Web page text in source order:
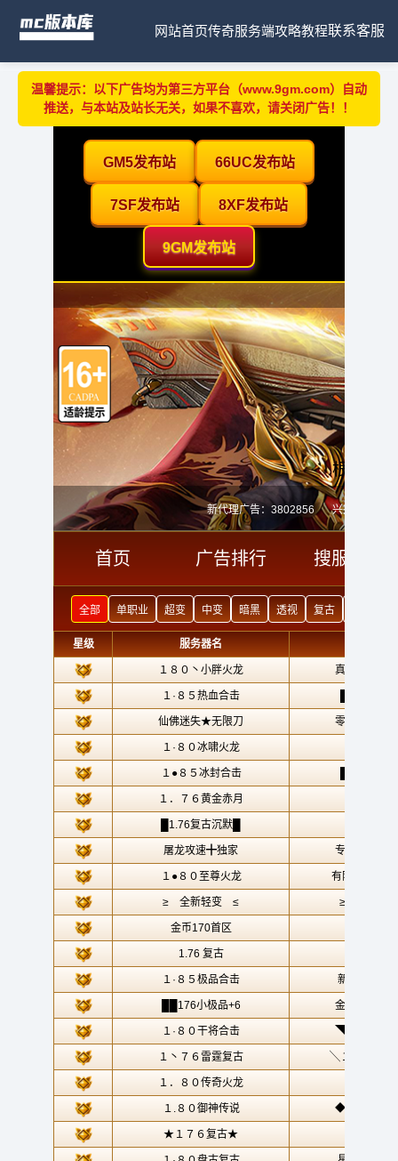
网站首页传奇服务端攻略教程联系客服
温馨提示：以下广告均为第三方平台（www.9gm.com）自动
推送，与本站及站长无关，如果不喜欢，请关闭广告！！